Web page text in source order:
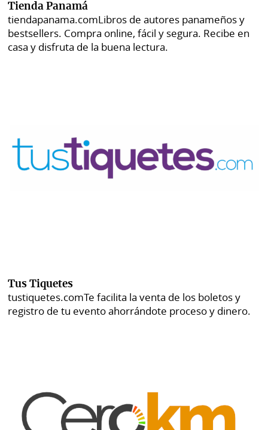
Tienda Panamá
tiendapanama.comLibros de autores panameños y
bestsellers. Compra online, fácil y segura. Recibe en
casa y disfruta de la buena lectura.
Tus Tiquetes
tustiquetes.comTe facilita la venta de los boletos y
registro de tu evento ahorrándote proceso y dinero.